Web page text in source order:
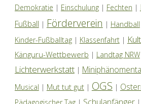
Demokratie | Einschulung| Fechten |
Fußball | Förderverein | Handball
Kinder-Fußballtag| Klassenfahrt|
Känguru-Wettbewerb | Landtag NRW
Lichterwerkstatt| Miniphänomenta
Musical | Mut tut gut| OGS |